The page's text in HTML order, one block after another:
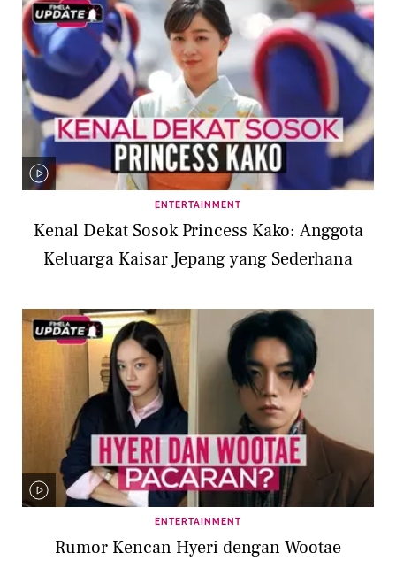
ENTERTAINMENT
Kenal Dekat Sosok Princess Kako: Anggota
Keluarga Kaisar Jepang yang Sederhana
ENTERTAINMENT
Rumor Kencan Hyeri dengan Wootae